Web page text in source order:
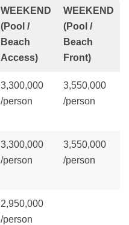
WEEKEND
(Pool /
Beach
Access)
WEEKEND
(Pool /
Beach
Front)
3,300,000
/person
3,550,000
/person
3,300,000
/person
3,550,000
/person
2,950,000
/person